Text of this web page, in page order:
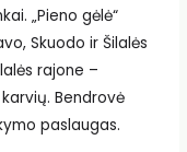
„Pieno gėlė“
Skuodo ir Šilalės
rajone –
Bendrovė
paslaugas.